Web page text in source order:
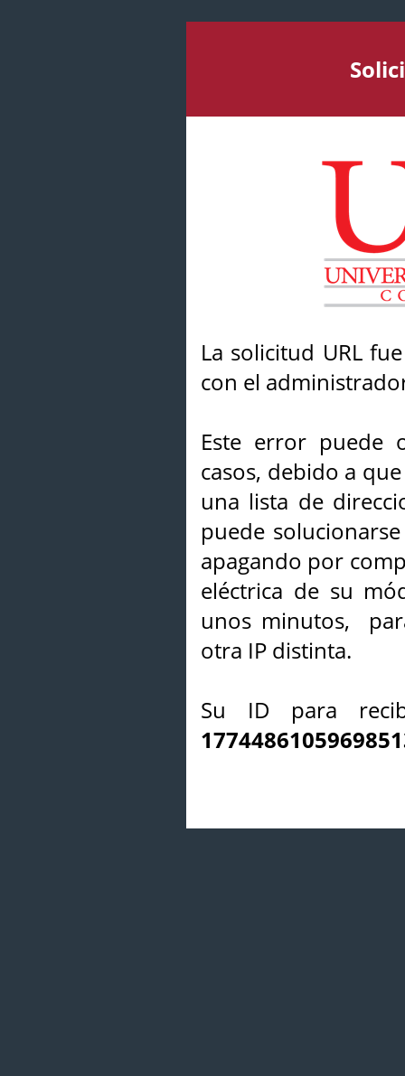
La solicitud URL
con el
Este error puede
casos, debido a
una lista de
puede
apagando por
eléctrica de su
unos minutos,
otra IP distinta.
Su ID para